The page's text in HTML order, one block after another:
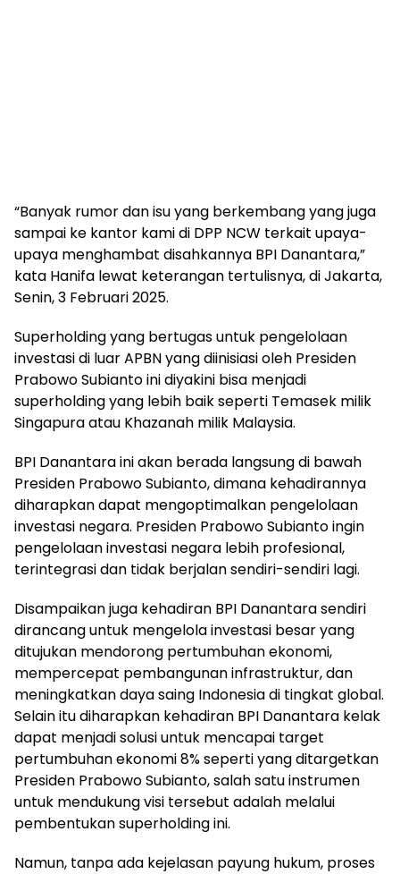
“Banyak rumor dan isu yang berkembang yang juga
sampai ke kantor kami di DPP NCW terkait upaya-
upaya menghambat disahkannya BPI Danantara,”
kata Hanifa lewat keterangan tertulisnya, di Jakarta,
Senin, 3 Februari 2025.
Superholding yang bertugas untuk pengelolaan
investasi di luar APBN yang diinisiasi oleh Presiden
Prabowo Subianto ini diyakini bisa menjadi
superholding yang lebih baik seperti Temasek milik
Singapura atau Khazanah milik Malaysia.
BPI Danantara ini akan berada langsung di bawah
Presiden Prabowo Subianto, dimana kehadirannya
diharapkan dapat mengoptimalkan pengelolaan
investasi negara. Presiden Prabowo Subianto ingin
pengelolaan investasi negara lebih profesional,
terintegrasi dan tidak berjalan sendiri-sendiri lagi.
Disampaikan juga kehadiran BPI Danantara sendiri
dirancang untuk mengelola investasi besar yang
ditujukan mendorong pertumbuhan ekonomi,
mempercepat pembangunan infrastruktur, dan
meningkatkan daya saing Indonesia di tingkat global.
Selain itu diharapkan kehadiran BPI Danantara kelak
dapat menjadi solusi untuk mencapai target
pertumbuhan ekonomi 8% seperti yang ditargetkan
Presiden Prabowo Subianto, salah satu instrumen
untuk mendukung visi tersebut adalah melalui
pembentukan superholding ini.
Namun, tanpa ada kejelasan payung hukum, proses